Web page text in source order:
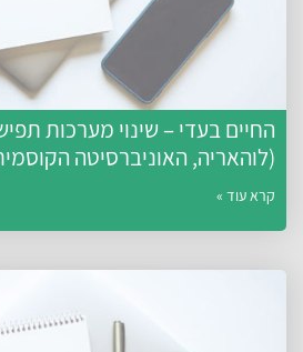
החיים בעדי – שינוי מערכות
(לוהאריה, האוניברסיטה
קרא עוד »